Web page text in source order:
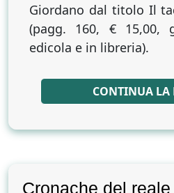
Giordano dal titolo Il
(pagg. 160, € 15,00,
edicola e in libreria).
CONTINUA LA
Cronache del